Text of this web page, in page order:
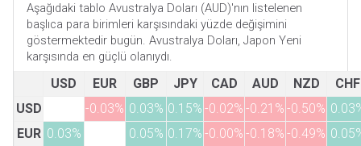
Aşağıdaki tablo Avustralya Doları (AUD)'nın listelenen
başlıca para birimleri karşısındaki yüzde değişimini
göstermektedir bugün. Avustralya Doları, Japon Yeni
karşısında en güçlü olanıydı.
USD EUR GBP JPY CAD AUD NZD
CHF
USD
-0.03% 0.03% 0.15% -0.02% -0.21% -0.50%
EUR 0.03% 0.05% 0.17% -0.00% -0.18% -0.49%